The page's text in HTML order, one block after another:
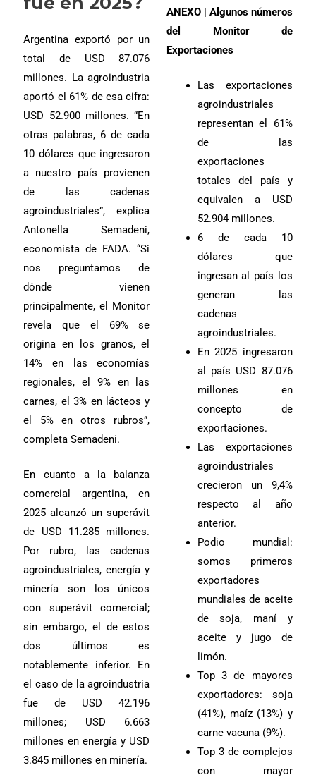
Argentina exportó por un
total de USD 87.076
millones. La agroindustria
aportó el 61% de esa cifra:
USD 52.900 millones. “En
otras palabras, 6 de cada
10 dólares que ingresaron
a nuestro país provienen
de las cadenas
agroindustriales”, explica
Antonella Semadeni,
economista de FADA. “Si
nos preguntamos de
dónde vienen
principalmente, el Monitor
revela que el 69% se
origina en los granos, el
14% en las economías
regionales, el 9% en las
carnes, el 3% en lácteos y
el 5% en otros rubros”,
completa Semadeni.
En cuanto a la balanza
comercial argentina, en
2025 alcanzó un superávit
de USD 11.285 millones.
Por rubro, las cadenas
agroindustriales, energía y
minería son los únicos
con superávit comercial;
sin embargo, el de estos
dos últimos es
notablemente inferior. En
el caso de la agroindustria
fue de USD 42.196
millones; USD 6.663
millones en energía y USD
3.845 millones en minería.
ANEXO | Algunos números
del Monitor de
Exportaciones
Las exportaciones
agroindustriales
representan el 61%
de las
exportaciones
totales del país y
equivalen a USD
52.904 millones.
6 de cada 10
dólares que
ingresan al país los
generan las
cadenas
agroindustriales.
En 2025 ingresaron
al país USD 87.076
millones en
concepto de
exportaciones.
Las exportaciones
agroindustriales
crecieron un 9,4%
respecto al año
anterior.
Podio mundial:
somos primeros
exportadores
mundiales de aceite
de soja, maní y
aceite y jugo de
limón.
Top 3 de mayores
exportadores: soja
(41%), maíz (13%) y
carne vacuna (9%).
Top 3 de complejos
con mayor